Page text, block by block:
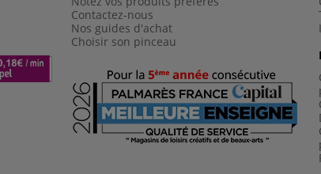
Contactez-nous
Nos guides d'achat
Choisir son pinceau